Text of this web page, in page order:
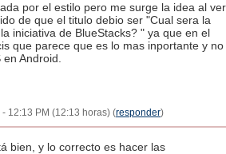
por el estilo pero me surge la idea al ver
de que el titulo debio ser "Cual sera la
iniciativa de BlueStacks? " ya que en el
que parece que es lo mas inportante y no
Android.
12:13 PM (12:13 horas) (responder)
bien, y lo correcto es hacer las